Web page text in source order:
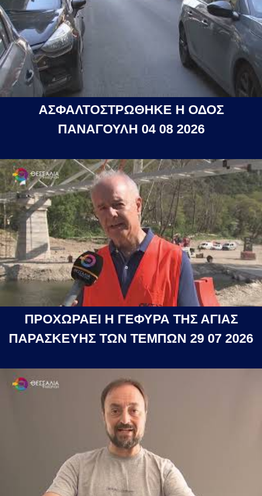
ΑΣΦΑΛΤΟΣΤΡΩΘΗΚΕ Η ΟΔΟΣ
ΠΑΝΑΓΟΥΛΗ 04 08 2026
ΠΡΟΧΩΡΑΕΙ Η ΓΕΦΥΡΑ ΤΗΣ ΑΓΙΑΣ
ΠΑΡΑΣΚΕΥΗΣ ΤΩΝ ΤΕΜΠΩΝ 29 07 2026